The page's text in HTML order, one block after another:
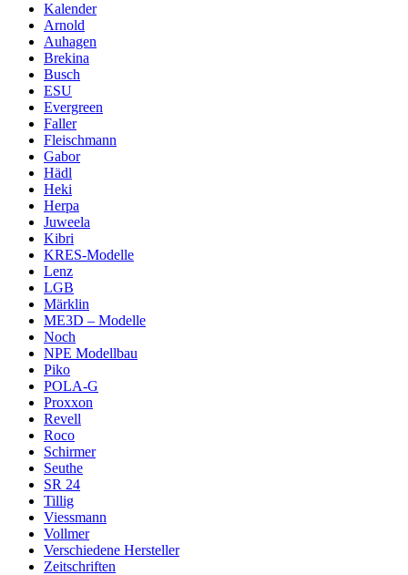
Kalender
Arnold
Auhagen
Brekina
Busch
ESU
Evergreen
Faller
Fleischmann
Gabor
Hädl
Heki
Herpa
Juweela
Kibri
KRES-Modelle
Lenz
LGB
Märklin
ME3D – Modelle
Noch
NPE Modellbau
Piko
POLA-G
Proxxon
Revell
Roco
Schirmer
Seuthe
SR 24
Tillig
Viessmann
Vollmer
Verschiedene Hersteller
Zeitschriften